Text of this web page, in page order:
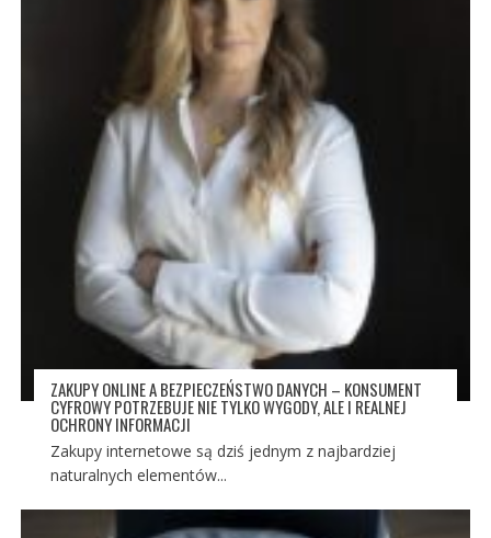
ZAKUPY ONLINE A BEZPIECZEŃSTWO DANYCH – KONSUMENT
CYFROWY POTRZEBUJE NIE TYLKO WYGODY, ALE I REALNEJ
OCHRONY INFORMACJI
Zakupy internetowe są dziś jednym z najbardziej
naturalnych elementów...